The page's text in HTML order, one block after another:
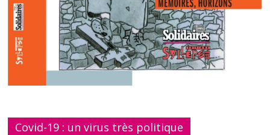
Covid-19 : un virus très politique